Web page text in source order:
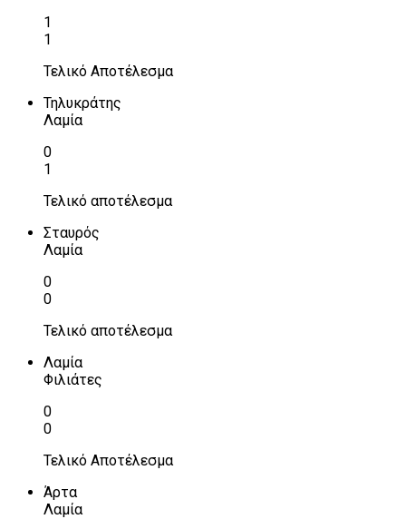
1
1
Τελικό Αποτέλεσμα
Τηλυκράτης
Λαμία
0
1
Τελικό αποτέλεσμα
Σταυρός
Λαμία
0
0
Τελικό αποτέλεσμα
Λαμία
Φιλιάτες
0
0
Τελικό Αποτέλεσμα
Άρτα
Λαμία